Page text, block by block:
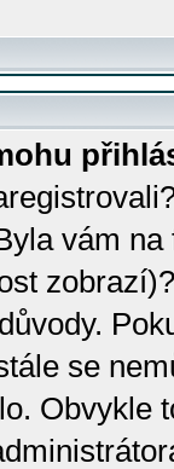
vám
se
Obvykle